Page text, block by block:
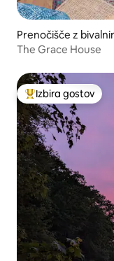
Prenočišče z
tville
The Grace House
Najbolj priljubljena
Izbira gostov